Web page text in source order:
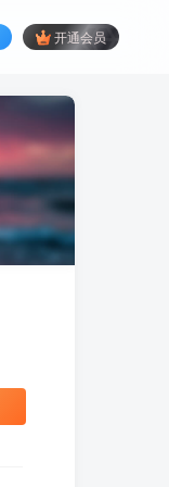
开通会员